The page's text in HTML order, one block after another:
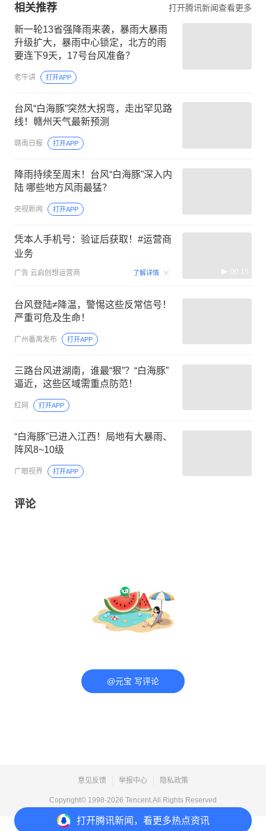
打开腾讯新闻，看更多热点资讯
相关推荐 打开腾讯新闻查看更多
新一轮13省强降雨来袭，暴雨大暴雨
升级扩大，暴雨中心锁定，北方的雨
要连下9天，17号台风准备？
老牛讲 打开APP
台风“白海豚”突然大拐弯，走出罕见路
线！赣州天气最新预测
赣南日报 打开APP
降雨持续至周末！台风“白海豚”深入内
陆 哪些地方风雨最猛？
央视新闻 打开APP
凭本人手机号：验证后获取！#运营商
业务
广告 云启创想运营商 了解详情 00:15
台风登陆≠降温，警惕这些反常信号！
严重可危及生命！
广州番禺发布 打开APP
三路台风进湖南，谁最“狠”？“白海豚”
逼近，这些区域需重点防范！
红网 打开APP
“白海豚”已进入江西！局地有大暴雨、
阵风8~10级
广眼视界 打开APP
评论
@元宝 写评论
意见反馈 举报中心 隐私政策
Copyright© 1998-2026 Tencent.All Rights Reserved